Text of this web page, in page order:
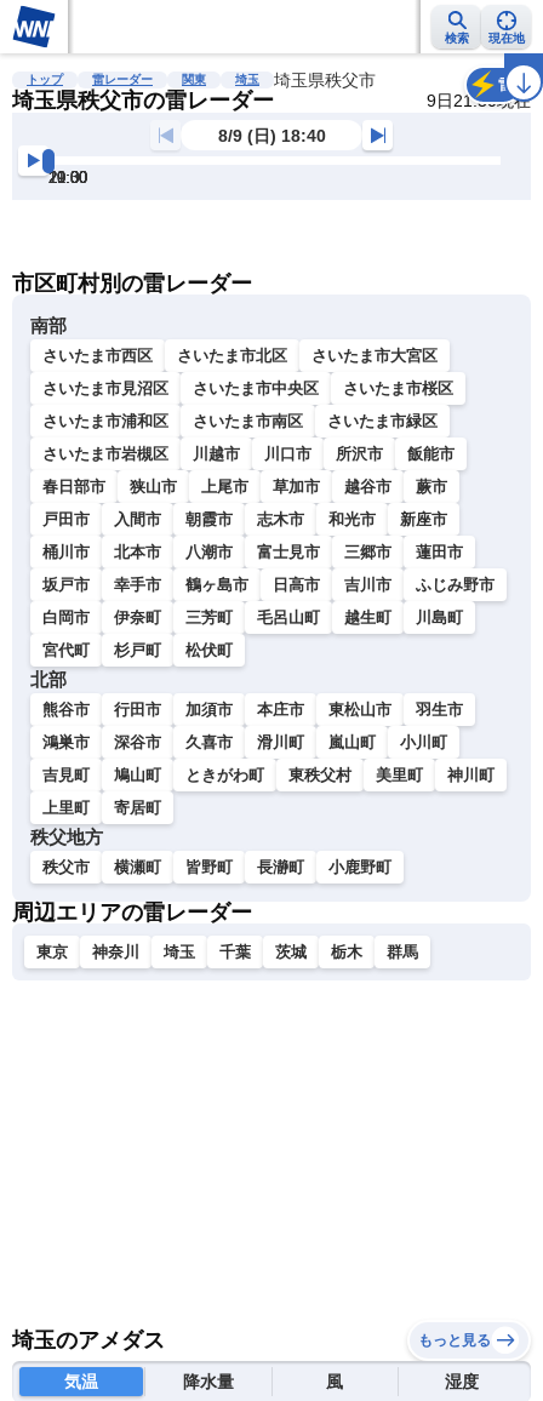
検索 現在地
雨雲レーダー 台風情報 地震情報 警報・注意報 2週間天気 ラ
トップ 雷レーダー 関東 埼玉 埼玉県秩父市
埼玉県秩父市の雷レーダー 9日21:30現在
雷
8/9 (日) 18:40
19:00
19:30
20:00
20:30
21:00
21:30
市区町村別の雷レーダー
南部
さいたま市西区 さいたま市北区
さいたま市大宮区
さいたま市見沼区
さいたま市中央区
さいたま市桜区
さいたま市浦和区
さいたま市南区
さいたま市緑区
さいたま市岩槻区
川越市 川口市 所沢市
飯能市
春日部市
狭山市 上尾市 草加市 越谷市
蕨市
戸田市
入間市 朝霞市 志木市 和光市
新座市
桶川市
北本市 八潮市 富士見市 三郷市
蓮田市
坂戸市
幸手市 鶴ヶ島市 日高市 吉川市
ふじみ野市
白岡市
伊奈町 三芳町 毛呂山町 越生町
川島町
宮代町
杉戸町 松伏町
北部
熊谷市 行田市 加須市 本庄市 東松山市
羽生市
鴻巣市
深谷市 久喜市 滑川町 嵐山町
小川町
吉見町
鳩山町 ときがわ町 東秩父村 美里町
神川町
上里町
寄居町
秩父地方
秩父市 横瀬町 皆野町 長瀞町 小鹿野町
周辺エリアの雷レーダー
東京 神奈川 埼玉 千葉 茨城 栃木 群馬
埼玉のアメダス もっと見る
気温 降水量 風 湿度